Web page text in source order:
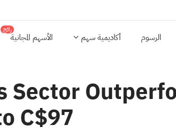
الرسوم أكاديمية سهم الأسهم المجانية
رائج
Sector
C$97